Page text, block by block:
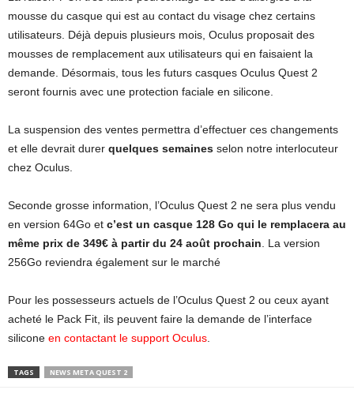
mousse du casque qui est au contact du visage chez certains
utilisateurs. Déjà depuis plusieurs mois, Oculus proposait des
mousses de remplacement aux utilisateurs qui en faisaient la
demande. Désormais, tous les futurs casques Oculus Quest 2
seront fournis avec une protection faciale en silicone.
La suspension des ventes permettra d’effectuer ces changements
et elle devrait durer quelques semaines selon notre interlocuteur
chez Oculus.
Seconde grosse information, l’Oculus Quest 2 ne sera plus vendu
en version 64Go et c’est un casque 128 Go qui le remplacera au
même prix de 349€ à partir du 24 août prochain . La version
256Go reviendra également sur le marché
Pour les possesseurs actuels de l’Oculus Quest 2 ou ceux ayant
acheté le Pack Fit, ils peuvent faire la demande de l’interface
silicone en contactant le support Oculus
TAGS NEWS META QUEST 2